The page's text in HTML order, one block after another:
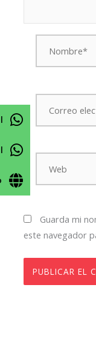
Nombre*
Correo
electrónico*
Web
Guarda mi
este navegador